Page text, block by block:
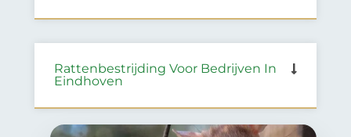
Rattenbestrijding Voor Bedrijven In
Eindhoven